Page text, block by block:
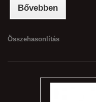
Bővebben
Összehasonlítás